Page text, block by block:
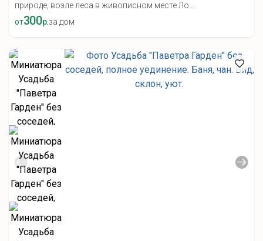
природе, возле леса в живописном месте Ло...
от300р.за дом